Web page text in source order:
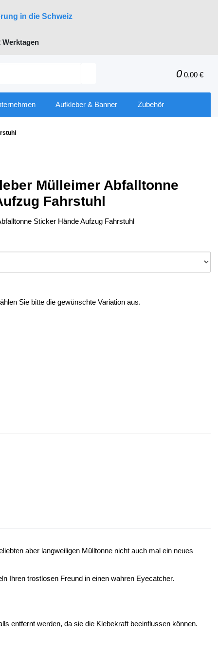
in die Schweiz
0 0,00 €
Aufkleber & Banner Zubehör
Mülleimer Abfalltonne
Fahrstuhl
Sticker Hände Aufzug Fahrstuhl
Sie bitte die gewünschte Variation aus.
aber langweiligen Mülltonne nicht auch mal ein neues
Ihren trostlosen Freund in einen wahren Eyecatcher.
entfernt werden, da sie die Klebekraft beeinflussen können.